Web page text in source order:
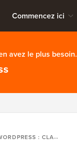
Commencez ici
avez le plus besoin.
SUR GOOGLE ET L'IA (2026)